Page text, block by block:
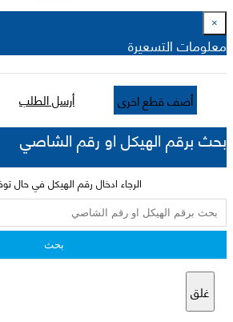
×
معلومات التسعيرة
أضف قطع اخرى أرسل الطلب
بحث برقم الهيكل او رقم الشاصي
الرجاء ادخال رقم الهيكل في حال
بحث
غلق